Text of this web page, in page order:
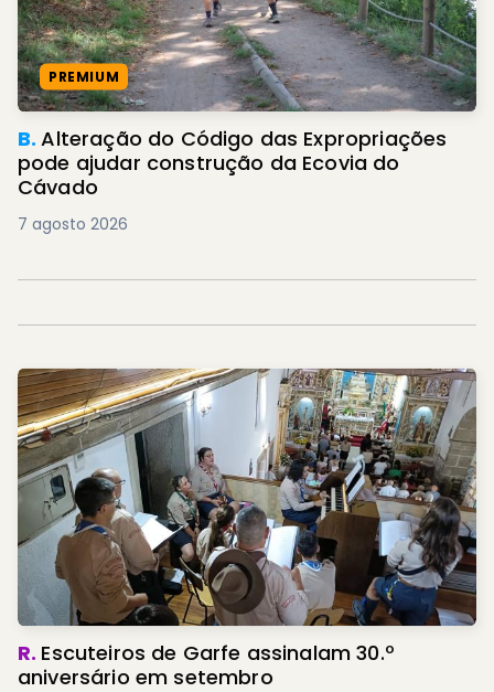
PREMIUM
B.Alteração do Código das Expropriações
pode ajudar construção da Ecovia do
Cávado
7 agosto 2026
R. Escuteiros de Garfe assinalam 30.º
aniversário em setembro